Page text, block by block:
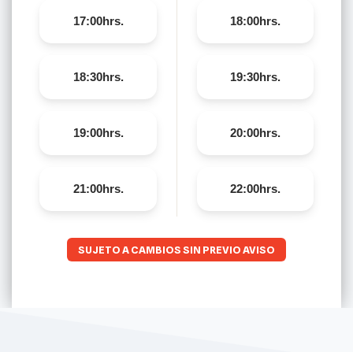
17:00hrs.
18:30hrs.
19:00hrs.
21:00hrs.
18:00hrs.
19:30hrs.
20:00hrs.
22:00hrs.
SUJETO A CAMBIOS SIN PREVIO AVISO